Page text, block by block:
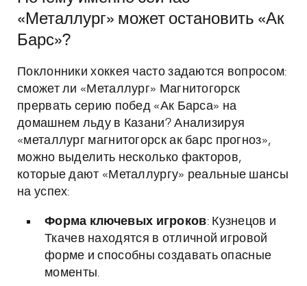
«Металлург» может остановить «Ак
Барс»?
Поклонники хоккея часто задаются вопросом:
сможет ли «Металлург» Магнитогорск
прервать серию побед «Ак Барса» на
домашнем льду в Казани? Анализируя
«металлург магнитогорск ак барс прогноз»,
можно выделить несколько факторов,
которые дают «Металлургу» реальные шансы
на успех:
Форма ключевых игроков: Кузнецов и
Ткачев находятся в отличной игровой
форме и способны создавать опасные
моменты.